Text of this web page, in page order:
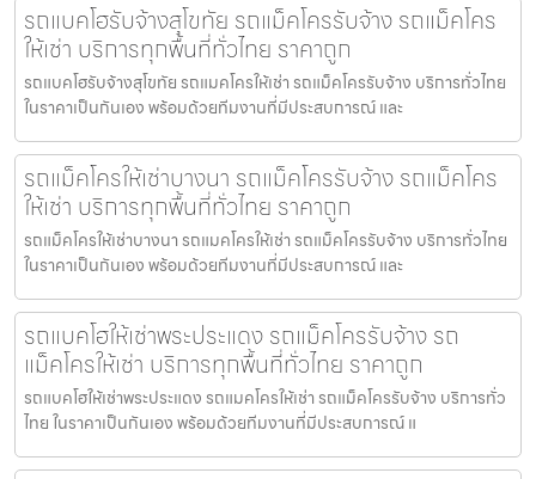
รถแบคโฮรับจ้างสุโขทัย รถแม็คโครรับจ้าง รถแม็คโคร
ให้เช่า บริการทุกพื้นที่ทั่วไทย ราคาถูก
รถแบคโฮรับจ้างสุโขทัย รถแมคโครให้เช่า รถแม็คโครรับจ้าง บริการทั่วไทย
ในราคาเป็นกันเอง พร้อมด้วยทีมงานที่มีประสบการณ์ และ
รถแม็คโครให้เช่าบางนา รถแม็คโครรับจ้าง รถแม็คโคร
ให้เช่า บริการทุกพื้นที่ทั่วไทย ราคาถูก
รถแม็คโครให้เช่าบางนา รถแมคโครให้เช่า รถแม็คโครรับจ้าง บริการทั่วไทย
ในราคาเป็นกันเอง พร้อมด้วยทีมงานที่มีประสบการณ์ และ
รถแบคโฮให้เช่าพระประแดง รถแม็คโครรับจ้าง รถ
แม็คโครให้เช่า บริการทุกพื้นที่ทั่วไทย ราคาถูก
รถแบคโฮให้เช่าพระประแดง รถแมคโครให้เช่า รถแม็คโครรับจ้าง บริการทั่ว
ไทย ในราคาเป็นกันเอง พร้อมด้วยทีมงานที่มีประสบการณ์ แ